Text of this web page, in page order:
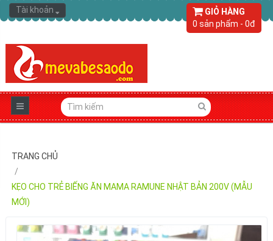
Tài khoản
GIỎ HÀNG
0 sản phẩm - 0đ
TRANG CHỦ
KẸO CHO TRẺ BIẾNG ĂN MAMA RAMUNE NHẬT BẢN 200V (MẪU
MỚI)